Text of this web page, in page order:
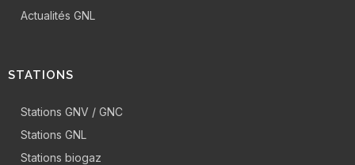
Actualités GNL
STATIONS
Stations GNV / GNC
Stations GNL
Stations biogaz